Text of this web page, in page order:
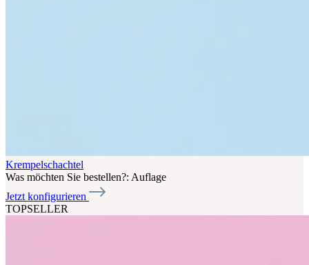
Krempelschachtel
Was möchten Sie bestellen?: Auflage
Jetzt konfigurieren
TOPSELLER